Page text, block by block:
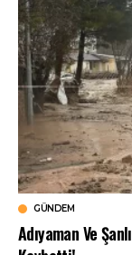
GÜNDEM
Adıyaman Ve